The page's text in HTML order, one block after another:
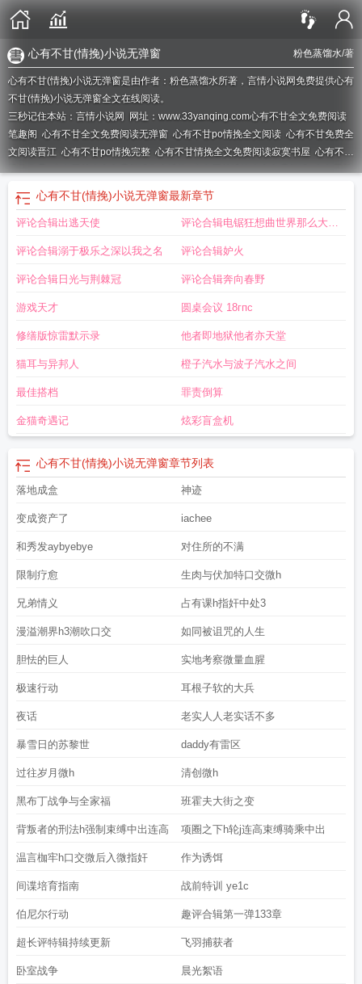
粉色蒸馏水/著
心有不甘(情挽)小说无弹窗
心有不甘(情挽)小说无弹窗是由作者：粉色蒸馏水所著，言情小说网免费提供心有
不甘(情挽)小说无弹窗全文在线阅读。
三秒记住本站：言情小说网 网址：www.33yanqing.com心有不甘全文免费阅读
笔趣阁 心有不甘全文免费阅读无弹窗 心有不甘po情挽全文阅读 心有不甘免费全
文阅读晋江 心有不甘po情挽完整 心有不甘情挽全文免费阅读寂寞书屋 心有不甘
情挽作品心有不甘全文免费阅读作者情挽心有不甘情挽全文免费阅读心有不甘
作者情挽
心有不甘 情挽 书名心有不甘作者情挽
甘情挽完整版阅读
心有不甘by情挽62章
费 情挽心有不甘 作者情挽 心有不甘免费阅读无弹窗心有不甘情挽免费完整版
不甘1V1he作者情挽 心有不甘情挽免费全文阅读心有不甘情挽全文阅读
甘by情挽(完结) 全文txt阅读
心有不甘(情挽)小说无弹窗最新章节
评论合辑出逃天使 评论合辑电锯狂想曲世界那么大我
想去看
评论合辑溺于极乐之深以我之名 评论合辑妒火
评论合辑日光与荆棘冠 评论合辑奔向春野
游戏天才 圆桌会议 18гпc
修缮版惊雷默示录 他者即地狱他者亦天堂
猫耳与异邦人 橙子汽水与波子汽水之间
最佳搭档 罪责倒算
金猫奇遇记 炫彩盲盒机
心有不甘(情挽)小说无弹窗章节列表
落地成盒 神迹
变成资产了 iachee
和秀发aybyebye 对住所的不满
限制疗愈 生肉与伏加特口交微h
兄弟情义 占有课h指奸中处3
漫溢潮界h3潮吹口交 如同被诅咒的人生
胆怯的巨人 实地考察微量血腥
极速行动 耳根子软的大兵
夜话 老实人人老实话不多
暴雪日的苏黎世 daddy有雷区
过往岁月微h 清创微h
黑布丁战争与全家福 班霍夫大街之变
背叛者的刑法h强制束缚中出连高 项圈之下h轮j连高束缚骑乘中出
温言枷牢h口交微后入微指奸 作为诱饵
间谍培育指南 战前特训 ye1c
伯尼尔行动 趣评合辑第一弹133章
超长评特辑持续更新 飞羽捕获者
卧室战争 晨光絮语